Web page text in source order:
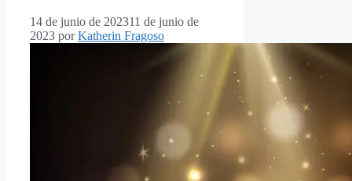
14 de junio de 202311 de junio de
2023 porKatherin Fragoso